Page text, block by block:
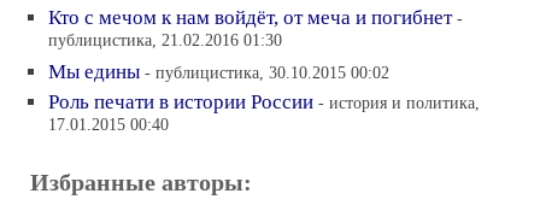
Кто с мечом к нам войдёт, от меча и погибнет -
публицистика, 21.02.2016 01:30
Мы едины - публицистика, 30.10.2015 00:02
Роль печати в истории России - история и политика,
17.01.2015 00:40
Избранные авторы: